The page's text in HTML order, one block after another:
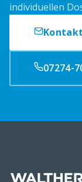
individuellen
07274-